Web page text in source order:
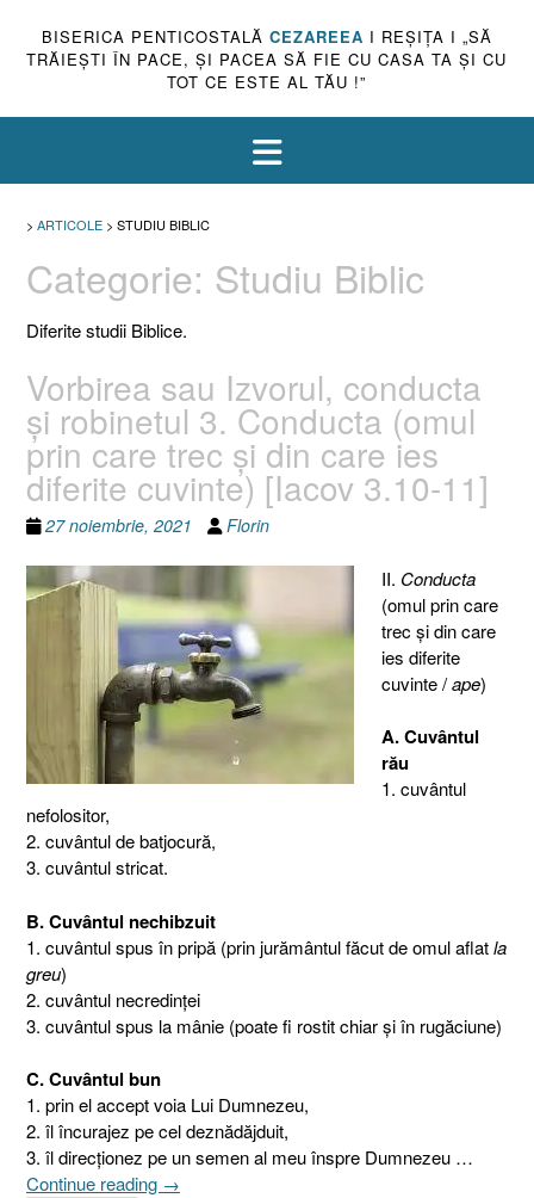
BISERICA PENTICOSTALĂ CEZAREEA I REŞIŢA I „SĂ
TRĂIEŞTI ÎN PACE, ŞI PACEA SĂ FIE CU CASA TA ŞI CU
TOT CE ESTE AL TĂU !”
> ARTICOLE > STUDIU BIBLIC
Categorie: Studiu Biblic
Diferite studii Biblice.
Vorbirea sau Izvorul, conducta
şi robinetul 3. Conducta (omul
prin care trec şi din care ies
diferite cuvinte) [Iacov 3.10-11]
27 noiembrie, 2021 Florin
II. Conducta
(omul prin care
trec şi din care
ies diferite
cuvinte /ape)
A. Cuvântul
rău
1. cuvântul
nefolositor,
2. cuvântul de batjocură,
3. cuvântul stricat.
B. Cuvântul nechibzuit
1. cuvântul spus în pripă (prin jurământul făcut de omul aflatla
greu)
2. cuvântul necredinţei
3. cuvântul spus la mânie (poate fi rostit chiar şi în rugăciune)
C. Cuvântul bun
1. prin el accept voia Lui Dumnezeu,
2. îl încurajez pe cel deznădăjduit,
3. îl direcţionez pe un semen al meu înspre Dumnezeu …
Continue reading „Vorbirea
→